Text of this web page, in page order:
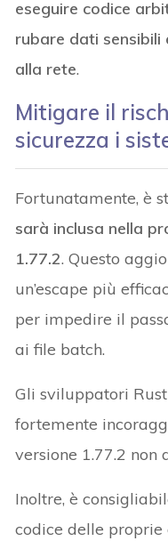
eseguire codice
rubare dati
alla rete.
Mitigare il
sicurezza i
Fortunatamente, è
sarà inclusa nella
1.77.2. Questo
un’escape più
per impedire il
ai file batch.
Gli sviluppatori
fortemente
versione 1.77.2 non
Inoltre, è
codice delle